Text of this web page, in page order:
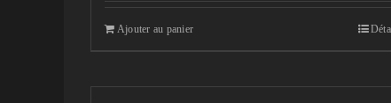
Ajouter au panier